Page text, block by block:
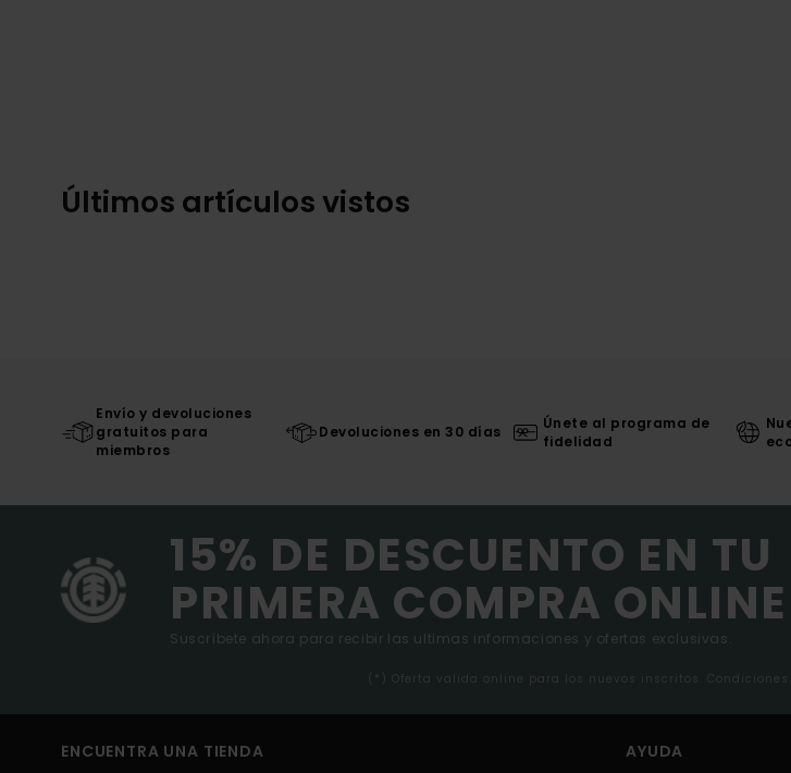
Últimos artículos vistos
Envío y devoluciones
gratuitos para
miembros
Devoluciones en 30 días
Únete al programa de
fidelidad
15% DE DESCUENTO EN TU
PRIMERA COMPRA
Suscríbete ahora para recibir las ultimas informaciones y ofertas exclusivas.
(*) Oferta valida online para los nuevos inscritos.
ENCUENTRA UNA TIENDA AYUDA